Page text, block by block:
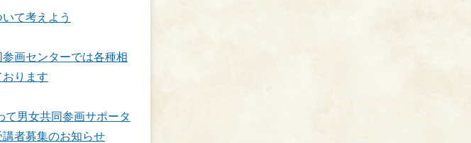
て考えよう
画センターでは各種相
ります
て男女共同参画サポータ
者募集のお知らせ